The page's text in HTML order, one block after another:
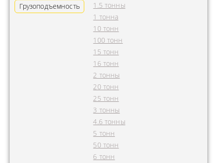
Грузоподъемность
1.5 тонны
1 тонна
10 тонн
100 тонн
15 тонн
16 тонн
2 тонны
20 тонн
25 тонн
3 тонны
4.6 тонны
5 тонн
50 тонн
6 тонн